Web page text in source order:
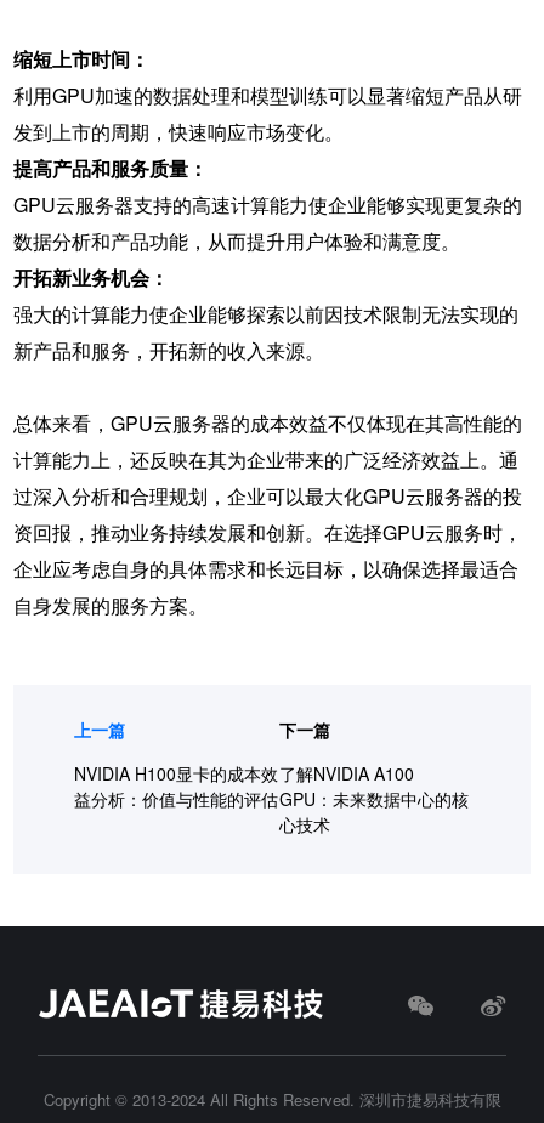
缩短上市时间：
利用GPU加速的数据处理和模型训练可以显著缩短产品从研
发到上市的周期，快速响应市场变化。
提高产品和服务质量：
GPU云服务器支持的高速计算能力使企业能够实现更复杂的
数据分析和产品功能，从而提升用户体验和满意度。
开拓新业务机会：
强大的计算能力使企业能够探索以前因技术限制无法实现的
新产品和服务，开拓新的收入来源。
总体来看，GPU云服务器的成本效益不仅体现在其高性能的
计算能力上，还反映在其为企业带来的广泛经济效益上。通
过深入分析和合理规划，企业可以最大化GPU云服务器的投
资回报，推动业务持续发展和创新。在选择GPU云服务时，
企业应考虑自身的具体需求和长远目标，以确保选择最适合
自身发展的服务方案。
上一篇
NVIDIA H100显卡的成本效
益分析：价值与性能的评估
下一篇
了解NVIDIA A100
GPU：未来数据中心的核
心技术
Copyright © 2013-2024 All Rights Reserved. 深圳市捷易科技有限